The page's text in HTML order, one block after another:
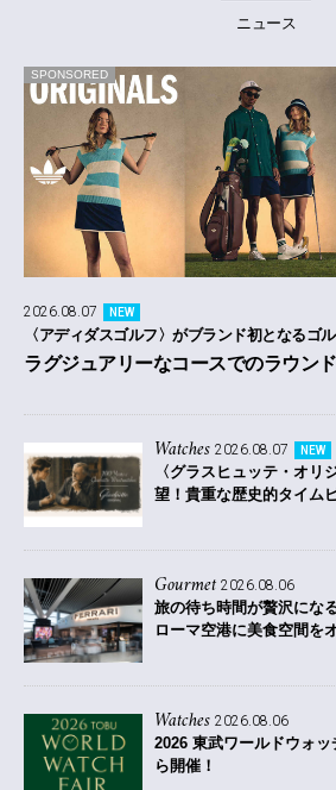
ニュース
SPONSORED
2026.08.07 NEW
〈アディダスゴルフ〉がブランド初となるゴ
ラグジュアリーなコースでのラウン
Watches 2026.08.07 NEW
〈グラスヒュッテ・オリ
望！貴重な歴史的タイム
Gourmet 2026.08.06
旅の待ち時間が贅沢にな
ローマ空港に美食空間を
Watches 2026.08.06
2026 東武ワールドウォ
ら開催！